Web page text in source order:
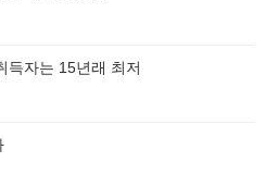
득자는 15년래 최저